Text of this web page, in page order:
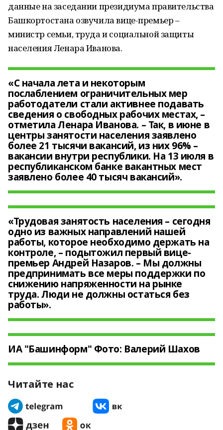
данные на заседании президиума правительства
Башкортостана озвучила вице-премьер –
министр семьи, труда и социальной защиты
населения Ленара Иванова.
«С начала лета и некоторым
послаблением ограничительных мер
работодатели стали активнее подавать
сведения o свободных рабочих местах, –
отметила Ленара Иванова. – Так, в июне в
центры занятости населения заявлено
более 21 тысячи вакансий, из них 96% –
вакансии внутри республики. На 13 июля в
республиканском банке вакантных мест
заявлено более 40 тысяч вакансий».
«Трудовая занятость населения – сегодня
одно из важных направлений нашей
работы, которое необходимо держать на
контроле, – подытожил первый вице-
премьер Андрей Назаров. – Мы должны
предпринимать все меры поддержки по
снижению напряженности на рынке
труда. Люди не должны остаться без
работы».
ИА "Башинформ" Фото: Валерий Шахов
Читайте нас